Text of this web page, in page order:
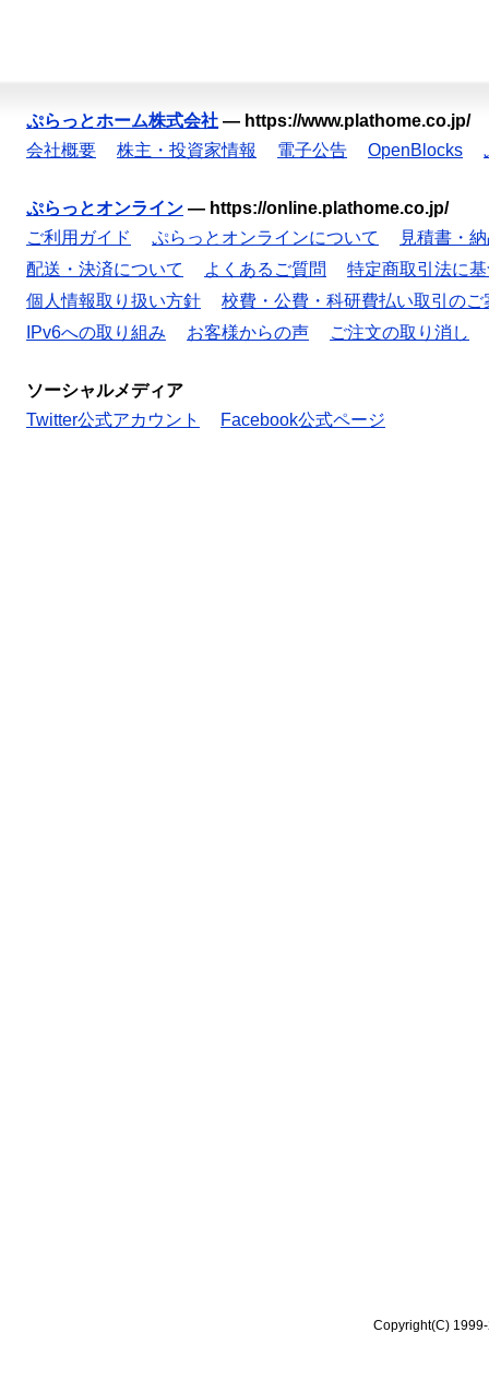
ぷらっとホーム株式会社 — https://www.plathome.co.jp/
会社概要
株主・投資家情報 電子公告 OpenBlocks
ぷらっとオンライン — https://online.plathome.co.jp/
ご利用ガイド
ぷらっとオンラインについて
見積書・
配送・決済について
よくあるご質問
特定商取引法に
個人情報取り扱い方針
校費・公費・科研費払い取引のご
IPv6への取り組み
お客様からの声 ご注文の取り消し
ソーシャルメディア
Twitter公式アカウント
Facebook公式ページ
Copyright(C)